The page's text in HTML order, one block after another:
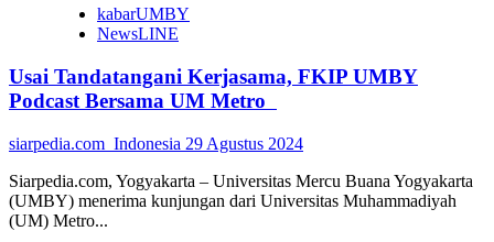
kabarUMBY
NewsLINE
Usai Tandatangani Kerjasama, FKIP UMBY
Podcast Bersama UM Metro
siarpedia.com_Indonesia 29 Agustus 2024
Siarpedia.com, Yogyakarta – Universitas Mercu Buana Yogyakarta
(UMBY) menerima kunjungan dari Universitas Muhammadiyah
(UM) Metro...